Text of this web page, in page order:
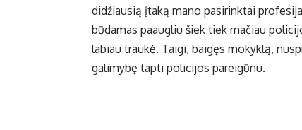
didžiausią įtaką mano pasirinktai
būdamas paaugliu šiek tiek mačiau
labiau traukė. Taigi, baigęs mokyklą,
galimybę tapti policijos pareigūnu.